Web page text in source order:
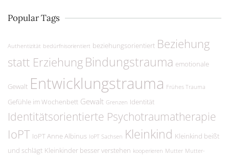
Popular Tags
Authentizität bedürfnisorientiert beziehungsorientiert Beziehung
statt Erziehung Bindungstrauma emotionale
Gewalt Entwicklungstrauma Frühes Trauma
Gefühle im Wochenbett Gewalt Grenzen Identität
Identitätsorientierte Psychotraumatherapie
IoPT IoPT Anne Albinus IoPT Sachsen Kleinkind Kleinkind beißt
und schlägt Kleinkinder besser verstehen kooperieren Mutter Mutter-